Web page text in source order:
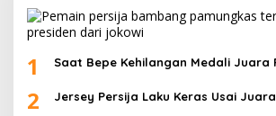
1 Saat Bepe Kehilangan Medali Juara
2 Jersey Persija Laku Keras Usai